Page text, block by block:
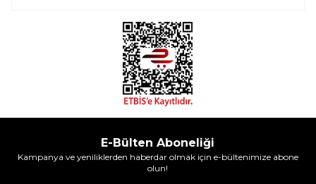
E-Bülten Aboneliği
Kampanya ve yeniliklerden haberdar olmak için e-bültenimize abone
olun!